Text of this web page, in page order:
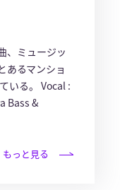
、ミュージッ
あるマンショ
いる。 Vocal :
Bass &
もっと見る